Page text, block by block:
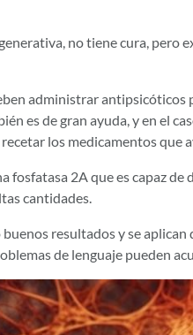
no tiene cura, pero
administrar antipsicóticos
es de gran ayuda, y en el
los medicamentos que
2A que es capaz de
cantidades.
resultados y se aplican
de lenguaje pueden